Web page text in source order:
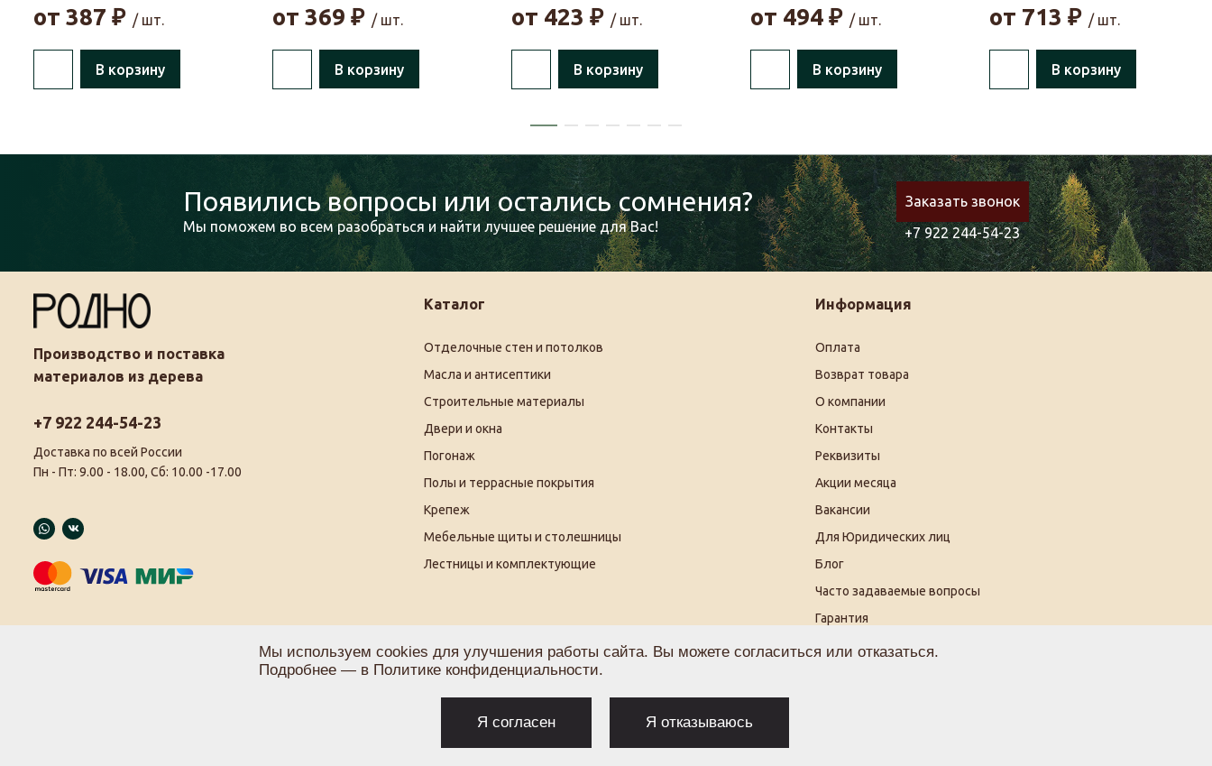
от 387 ₽ / шт.
В корзину
от 369 ₽ / шт.
В корзину
от 423 ₽ / шт.
В корзину
от 494 ₽ / шт.
В корзину
от 713 ₽ / шт.
В корзину
Появились вопросы или остались сомнения?
Мы поможем во всем разобраться и найти лучшее решение для Вас!
Заказать звонок
+7 922 244-54-23
Производство и поставка
материалов из дерева
+7 922 244-54-23
Доставка по всей России
Пн - Пт: 9.00 - 18.00, Сб: 10.00 -17.00
Каталог
Отделочные стен и потолков
Масла и антисептики
Строительные материалы
Двери и окна
Погонаж
Полы и террасные покрытия
Крепеж
Мебельные щиты и столешницы
Лестницы и комплектующие
Информация
Оплата
Возврат товара
О компании
Контакты
Реквизиты
Акции месяца
Вакансии
Для Юридических лиц
Блог
Часто задаваемые вопросы
Гарантия
Мы используем cookies для улучшения работы сайта. Вы можете согласиться или отказаться.
Подробнее — в Политике конфиденциальности.
Я согласен Я отказываюсь